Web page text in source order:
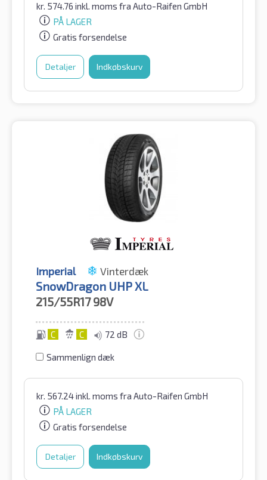
kr. 574.76 inkl. moms fra Auto-Raifen GmbH
PÅ LAGER
Gratis forsendelse
Detaljer Indkøbskurv
Imperial Vinterdæk
SnowDragon UHP XL
215/55R17 98V
C C 72 dB
Sammenlign dæk
kr. 567.24inkl. moms fra Auto-Raifen GmbH
PÅ LAGER
Gratis forsendelse
Detaljer Indkøbskurv